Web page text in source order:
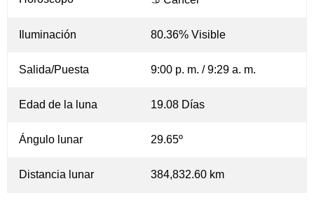
Iluminación 80.36% Visible
Salida/Puesta 9:00 p. m. / 9:29 a. m.
Edad de la luna 19.08 Días
Ángulo lunar 29.65º
Distancia lunar 384,832.60 km